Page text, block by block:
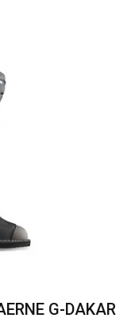
G-DAKAR